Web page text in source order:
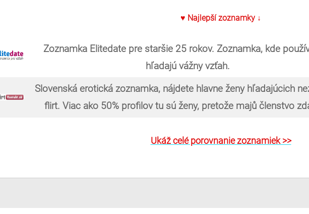
♥ Najlepší zoznamky ↓
Zoznamka Elitedate pre staršie 25 rokov. Zoznamka, kde
hľadajú vážny vzťah.
Slovenská erotická zoznamka, nájdete hlavne ženy hľadajúcich
flirt. Viac ako 50% profilov tu sú ženy, pretože majů členstvo
Ukáž celé porovnanie zoznamiek >>